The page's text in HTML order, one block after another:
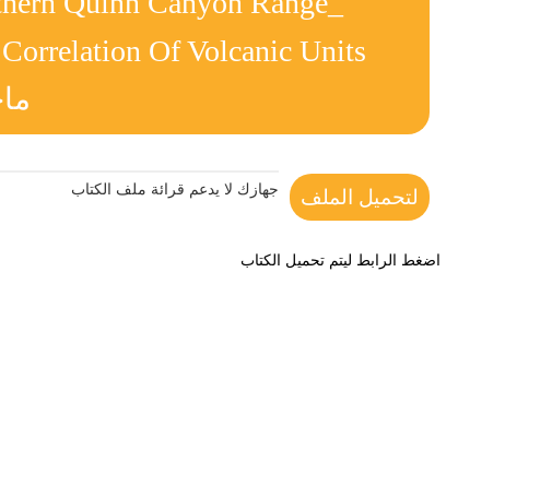
لتحميل الملف جهازك لا يدعم قرائة ملف الكتاب
اضغط الرابط ليتم تحميل الكتاب